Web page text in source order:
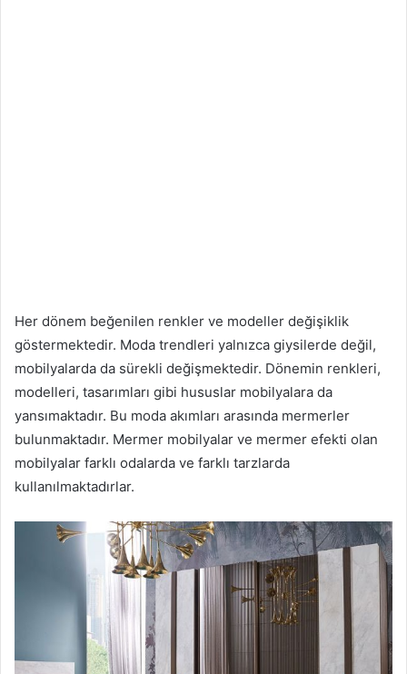
Her dönem beğenilen renkler ve modeller değişiklik
göstermektedir. Moda trendleri yalnızca giysilerde değil,
mobilyalarda da sürekli değişmektedir. Dönemin renkleri,
modelleri, tasarımları gibi hususlar mobilyalara da
yansımaktadır. Bu moda akımları arasında mermerler
bulunmaktadır. Mermer mobilyalar ve mermer efekti olan
mobilyalar farklı odalarda ve farklı tarzlarda
kullanılmaktadırlar.